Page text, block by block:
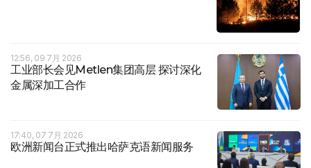
12:56, 09 7月 2026
工业部长会见Metlen集团高层 探讨深化
金属深加工合作
17:40, 07 7月 2026
欧洲新闻台正式推出哈萨克语新闻服务